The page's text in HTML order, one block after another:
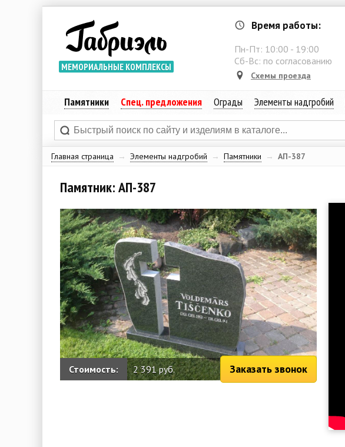
МЕМОРИАЛЬНЫЕ КОМПЛЕКСЫ
Время работы:
Пн-Пт: 10:00 - 19:00
Сб-Вс: по согласованию
Схемы проезда
Памятники Спец. предложения Ограды Элементы надгробий
Главная страница → Элементы надгробий → Памятники → АП-387
Памятник: АП-387
Стоимость: 2 391 руб. Заказать звонок